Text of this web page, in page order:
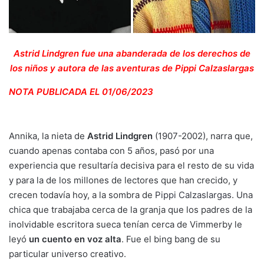
Astrid Lindgren fue una abanderada de los derechos de
los niños y autora de las aventuras de Pippi Calzaslargas
NOTA PUBLICADA EL 01/06/2023
Annika, la nieta de Astrid Lindgren (1907-2002), narra que,
cuando apenas contaba con 5 años, pasó por una
experiencia que resultaría decisiva para el resto de su vida
y para la de los millones de lectores que han crecido, y
crecen todavía hoy, a la sombra de Pippi Calzaslargas. Una
chica que trabajaba cerca de la granja que los padres de la
inolvidable escritora sueca tenían cerca de Vimmerby le
leyó un cuento en voz alta. Fue el bing bang de su
particular universo creativo.